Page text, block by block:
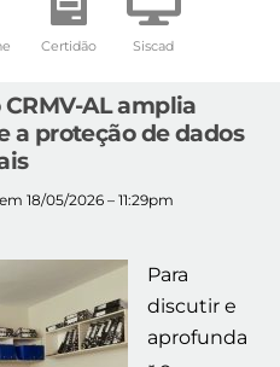
Certidão Siscad
AL amplia
a proteção de dados
18/05/2026 – 11:29pm
Para
discutir e
aprofunda